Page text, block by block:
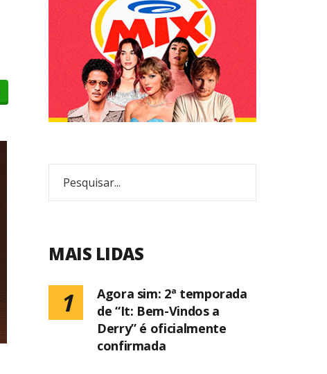
MAIS LIDAS
1
Agora sim: 2ª temporada
de “It: Bem-Vindos a
Derry” é oficialmente
confirmada